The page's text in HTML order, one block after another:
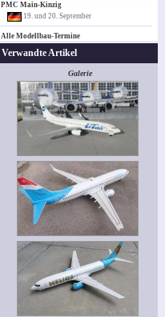
PMC Main-Kinzig
19. und 20. September
Alle Modellbau-Termine
Verwandte Artikel
Galerie